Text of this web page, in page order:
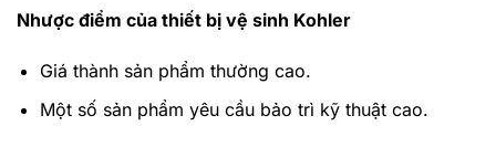
Nhược điểm của thiết bị vệ sinh Kohler
Giá thành sản phẩm thường cao.
Một số sản phẩm yêu cầu bảo trì kỹ thuật cao.